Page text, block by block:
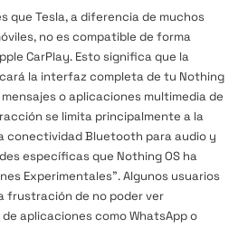
que Tesla, a diferencia de muchos
no es compatible de forma
CarPlay. Esto significa que la
la interfaz completa de tu Nothing
o aplicaciones multimedia de
se limita principalmente a la
conectividad Bluetooth para audio y
específicas que Nothing OS ha
Experimentales". Algunos usuarios
frustración de no poder ver
aplicaciones como WhatsApp o